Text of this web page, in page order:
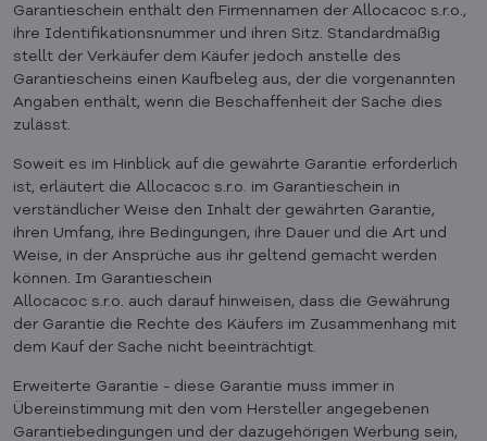
Garantieschein enthält den Firmennamen der Allocacoc s.r.o.,
ihre Identifikationsnummer und ihren Sitz. Standardmäßig
stellt der Verkäufer dem Käufer jedoch anstelle des
Garantiescheins einen Kaufbeleg aus, der die vorgenannten
Angaben enthält, wenn die Beschaffenheit der Sache dies
zulässt.
Soweit es im Hinblick auf die gewährte Garantie erforderlich
ist, erläutert die Allocacoc s.r.o. im Garantieschein in
verständlicher Weise den Inhalt der gewährten Garantie,
ihren Umfang, ihre Bedingungen, ihre Dauer und die Art und
Weise, in der Ansprüche aus ihr geltend gemacht werden
können. Im Garantieschein
Allocacoc s.r.o. auch darauf hinweisen, dass die Gewährung
der Garantie die Rechte des Käufers im Zusammenhang mit
dem Kauf der Sache nicht beeinträchtigt.
Erweiterte Garantie - diese Garantie muss immer in
Übereinstimmung mit den vom Hersteller angegebenen
Garantiebedingungen und der dazugehörigen Werbung sein,